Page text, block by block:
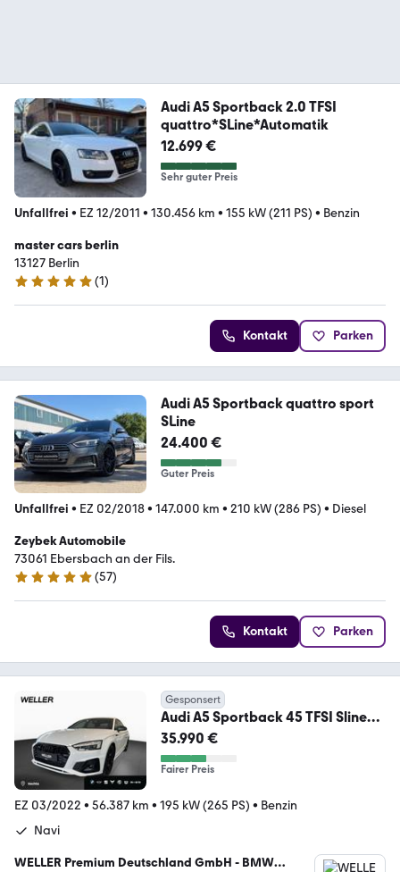
Audi A5 Sportback 2.0 TFSI
quattro*SLine*Automatik
12.699 €
Sehr guter Preis
Unfallfrei • EZ 12/2011 • 130.456 km • 155 kW (211 PS) • Benzin
master cars berlin
13127 Berlin
5 Sterne
(1)
Kontakt Parken
Audi A5 Sportback quattro sport
SLine
24.400 €
Guter Preis
Unfallfrei • EZ 02/2018• 147.000 km • 210 kW (286 PS) • Diesel
Zeybek Automobile
73061 Ebersbach an der Fils.
4.8 Sterne
(57)
Kontakt Parken
Gesponsert
Audi A5 Sportback 45 TFSI Sline
ACC B&O MEM Komf.Zu
35.990 €
Fairer Preis
EZ 03/2022 • 56.387 km • 195 kW (265 PS) • Benzin
Navi
WELLER Premium Deutschland GmbH - BMW